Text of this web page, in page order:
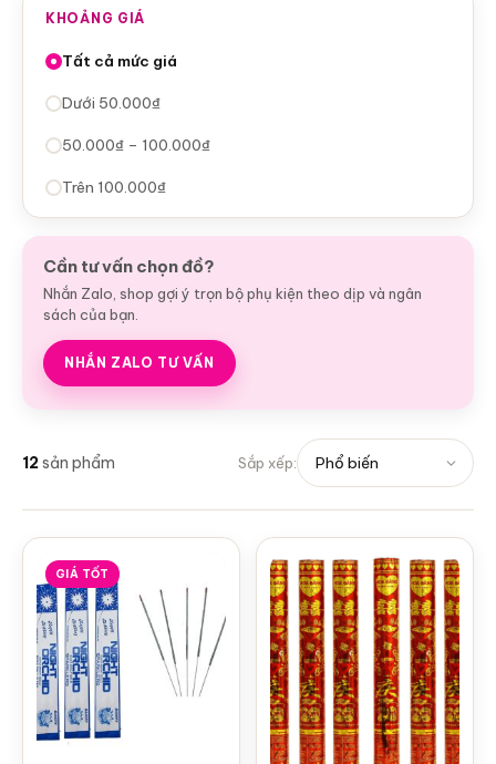
KHOẢNG GIÁ
Tất cả mức giá
Dưới 50.000₫
50.000₫ – 100.000₫
Trên 100.000₫
Cần tư vấn chọn đồ?
Nhắn Zalo, shop gợi ý trọn bộ phụ kiện theo dịp và ngân
sách của bạn.
NHẮN ZALO TƯ VẤN
12sản phẩm Sắp xếp:
GIÁ TỐT